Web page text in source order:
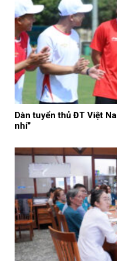
Dàn tuyển thủ ĐT Việt
nhí”